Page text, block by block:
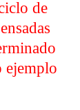
de
ejemplo